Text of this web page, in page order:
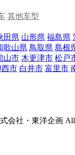
其他车型
田県 山形県 福島県
歌山県 鳥取県 島根
山市 木更津市 松戸
西市 白井市 富里市
会社・東洋企画 All